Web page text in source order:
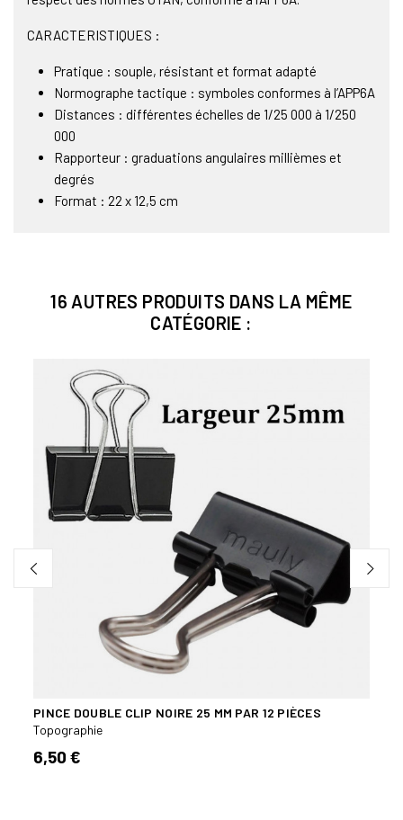
CARACTERISTIQUES :
Pratique : souple, résistant et format adapté
Normographe tactique : symboles conformes à l’APP6A
Distances : différentes échelles de 1/25 000 à 1/250
000
Rapporteur : graduations angulaires millièmes et
degrés
Format : 22 x 12,5 cm
16 AUTRES PRODUITS DANS LA MÊME
CATÉGORIE :
PINCE DOUBLE CLIP NOIRE 25 MM PAR 12 PIÈCES
Topographie
6,50 €